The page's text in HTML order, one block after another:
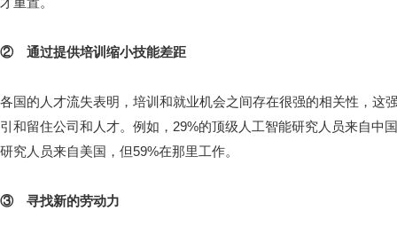
② 通过提供培训缩小技能差距
各国的人才流失表明，培训和就业机会之间存在很强的相关性，这
引和留住公司和人才。例如，29%的顶级人工智能研究人员来自中
研究人员来自美国，但59%在那里工作。
③ 寻找新的劳动力